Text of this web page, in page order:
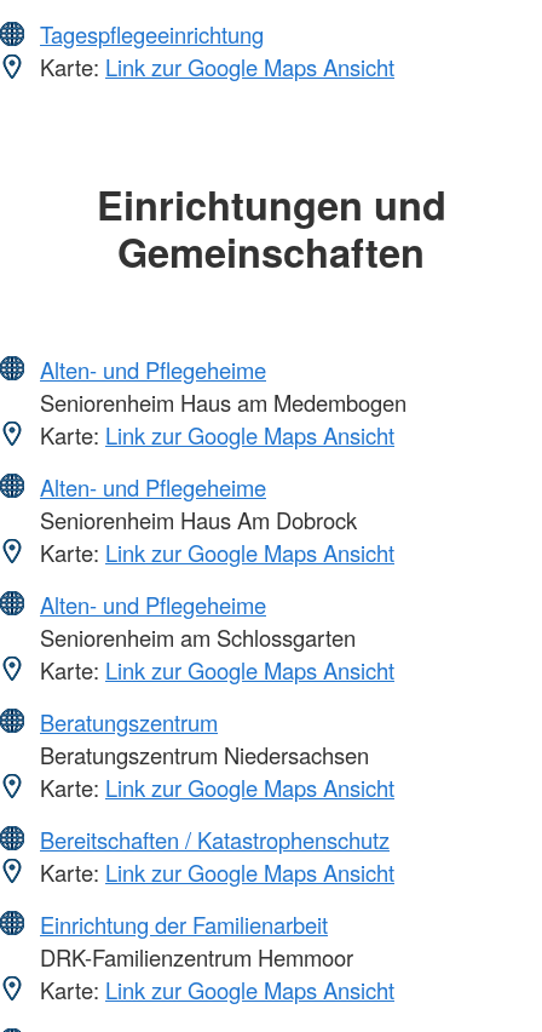
Tagespflegeeinrichtung
Karte: Link zur Google Maps Ansicht
Einrichtungen und
Gemeinschaften
Alten- und Pflegeheime
Seniorenheim Haus am Medembogen
Karte: Link zur Google Maps Ansicht
Alten- und Pflegeheime
Seniorenheim Haus Am Dobrock
Karte: Link zur Google Maps Ansicht
Alten- und Pflegeheime
Seniorenheim am Schlossgarten
Karte: Link zur Google Maps Ansicht
Beratungszentrum
Beratungszentrum Niedersachsen
Karte: Link zur Google Maps Ansicht
Bereitschaften / Katastrophenschutz
Karte: Link zur Google Maps Ansicht
Einrichtung der Familienarbeit
DRK-Familienzentrum Hemmoor
Karte: Link zur Google Maps Ansicht